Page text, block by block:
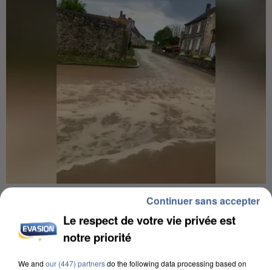
UNE TOURISTE DE L’OISE EMPORTÉE PAR UNE
Le respect de votre vie privée est
notre priorité
We and our (447) partnersdo the following data processing based on
Continuer sans accepter